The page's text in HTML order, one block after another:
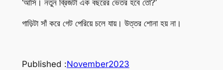
‘আসি। নতুন ব্রিজটা এক বছরের ভেতর হবে তো?’
গাড়িটা সাঁ করে গেট পেরিয়ে চলে যায়। উত্তর শোনা হয় না।
Published :November2023